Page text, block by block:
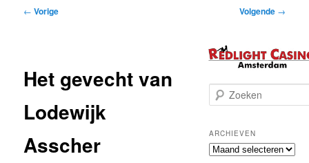
Bericht
← Vorige Volgende →
Het gevecht van
Lodewijk
Asscher
o
k
e
n
ARCHIEVEN
Archieven